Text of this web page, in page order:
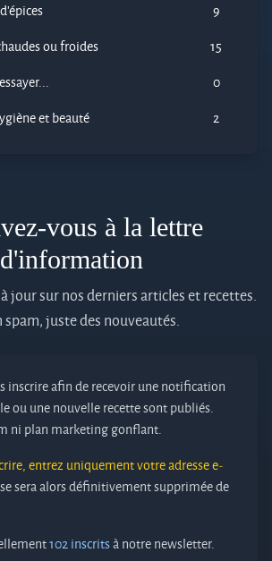
9
ou froides
15
0
et beauté
2
vous à la lettre
d'information
à jour sur nos derniers articles et recettes.
spam, juste des nouveautés.
inscrire afin de recevoir une notification
ou une nouvelle recette sont publiés.
ni plan marketing gonflant.
entrez uniquement votre adresse e-
sera alors définitivement supprimée de
102 inscritsà notre newsletter.